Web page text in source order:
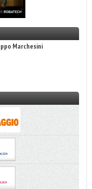
Marchesini